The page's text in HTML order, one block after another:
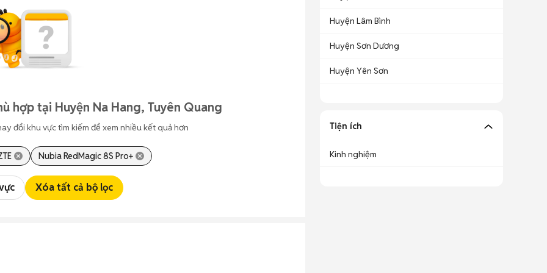
hợp tại Huyện Na Hang, Tuyên Quang
đổi khu vực tìm kiếm để xem nhiều kết quả hơn
Nubia RedMagic 8S Pro+
Xóa tất cả bộ lọc
Huyện Lâm Bình
Huyện Sơn Dương
Huyện Yên Sơn
Tiện ích
Kinh nghiệm